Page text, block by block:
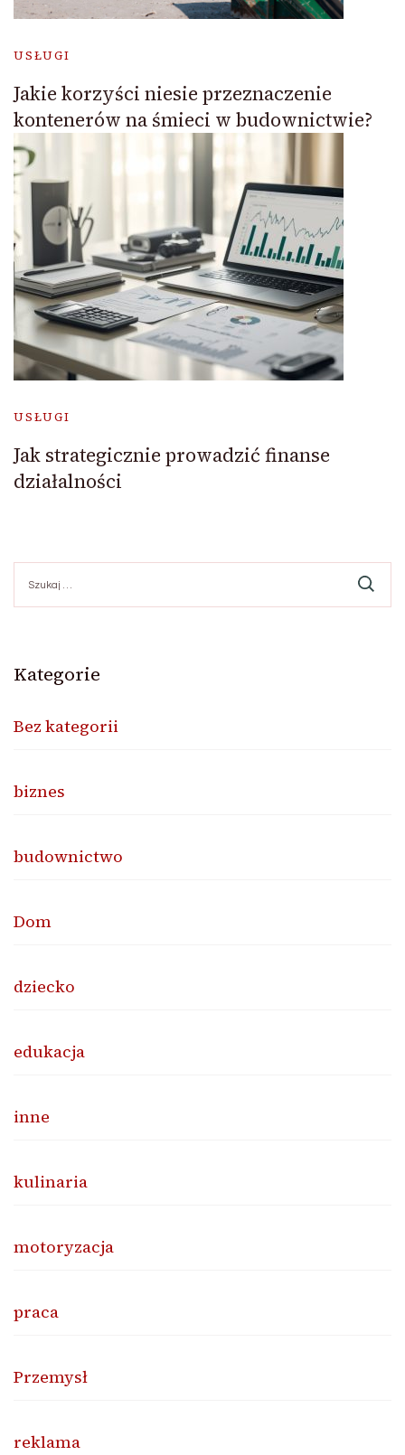
USŁUGI
Jakie korzyści niesie przeznaczenie
kontenerów na śmieci w budownictwie?
USŁUGI
Jak strategicznie prowadzić finanse
działalności
Kategorie
Bez kategorii
biznes
budownictwo
Dom
dziecko
edukacja
inne
kulinaria
motoryzacja
praca
Przemysł
reklama